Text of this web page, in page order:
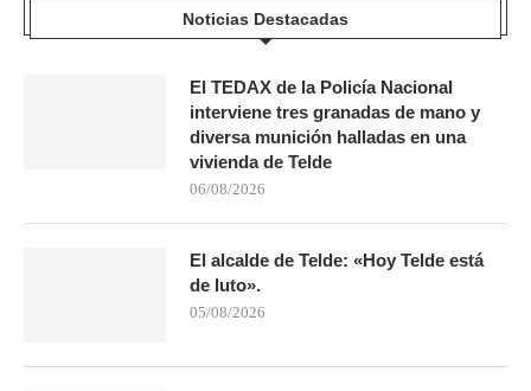
Noticias Destacadas
El TEDAX de la Policía Nacional
interviene tres granadas de mano y
diversa munición halladas en una
vivienda de Telde
06/08/2026
El alcalde de Telde: «Hoy Telde está
de luto».
05/08/2026